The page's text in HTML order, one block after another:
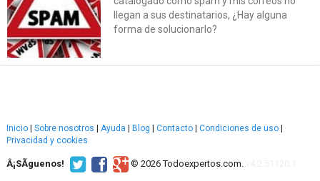
llegan a sus destinatarios, ¿Hay alguna
forma de solucionarlo?
Inicio | Sobre nosotros | Ayuda | Blog | Contacto | Condiciones de uso |
Privacidad y cookies
Â¡SÃ­guenos! © 2026 Todoexpertos.com.